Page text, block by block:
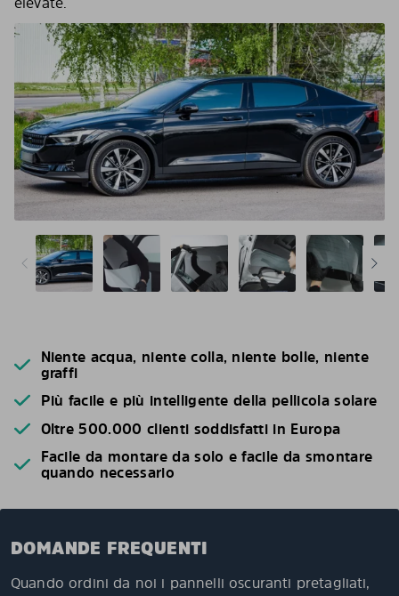
Niente acqua, niente colla, niente bolle, niente
graffi
Più facile e più intelligente della pellicola solare
Oltre 500.000 clienti soddisfatti in Europa
Facile da montare da solo e facile da smontare
quando necessario
DOMANDE FREQUENTI
Quando ordini da noi i pannelli oscuranti pretagliati,